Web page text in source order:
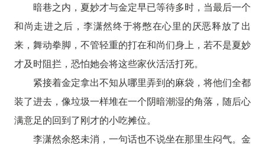
暗巷之内，夏妙才与金定早已等待多时，当最后一个
和尚走进之后，李潇然终于将憋在心里的厌恶释放了出
来，舞动拳脚，不管轻重的打在和尚们身上，若不是夏妙
才及时阻拦，恐怕她会将这些家伙活活打死。
紧接着金定拿出不知从哪里弄到的麻袋，将他们全都
装了进去，像垃圾一样堆在一个阴暗潮湿的角落，随后心
满意足的回到了刚才的小吃摊位。
李潇然余怒未消，一句话也不说坐在那里生闷气。金